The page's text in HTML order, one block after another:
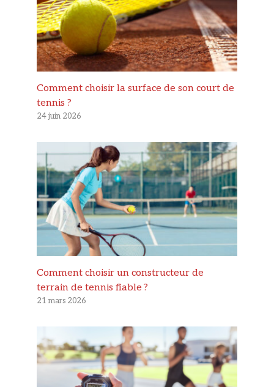
Comment choisir la surface de son court de
tennis ?
24 juin 2026
Comment choisir un constructeur de
terrain de tennis fiable ?
21 mars 2026